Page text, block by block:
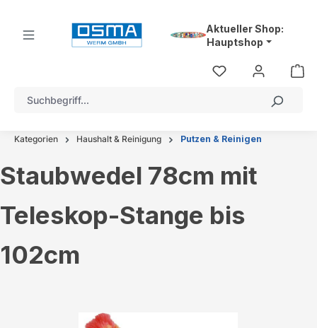
Aktueller Shop:
Hauptshop
Kategorien Haushalt & Reinigung Putzen & Reinigen
Staubwedel 78cm mit
Teleskop-Stange bis
102cm
Bildergalerie überspringen